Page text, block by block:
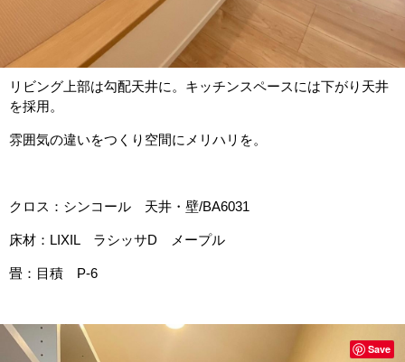
リビング上部は勾配天井に。キッチンスペースには下がり天井
を採用。
雰囲気の違いをつくり空間にメリハリを。
クロス：シンコール 天井・壁/BA6031
床材：LIXIL ラシッサD メープル
畳：目積 P-6
Save